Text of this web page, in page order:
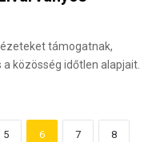
támogatnak,
közösség időtlen alapjait.
5 6 7 8